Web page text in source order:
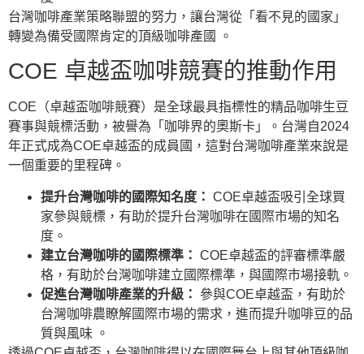
台灣咖啡產業策略聯盟的努力，讓台灣從「看不見的國家」
轉變為備受國際肯定的頂級咖啡產國 。
COE 卓越盃咖啡競賽的推動作用
COE（卓越盃咖啡競賽）是全球最具指標性的精品咖啡生豆
賽事與競標活動，被譽為「咖啡界的奧斯卡」。台灣自2024
年正式成為COE卓越盃的成員國，這對台灣咖啡產業來說是
一個重要的里程碑。
提升台灣咖啡的國際知名度： COE卓越盃吸引全球買
家參與競標，有助於提升台灣咖啡在國際市場的知名
度。
建立台灣咖啡的國際標準： COE卓越盃的評審標準嚴
格，有助於台灣咖啡建立國際標準，與國際市場接軌。
促進台灣咖啡產業的升級：
參與COE卓越盃，有助於
台灣咖啡農瞭解國際市場的需求，進而提升咖啡豆的品
質與風味 。